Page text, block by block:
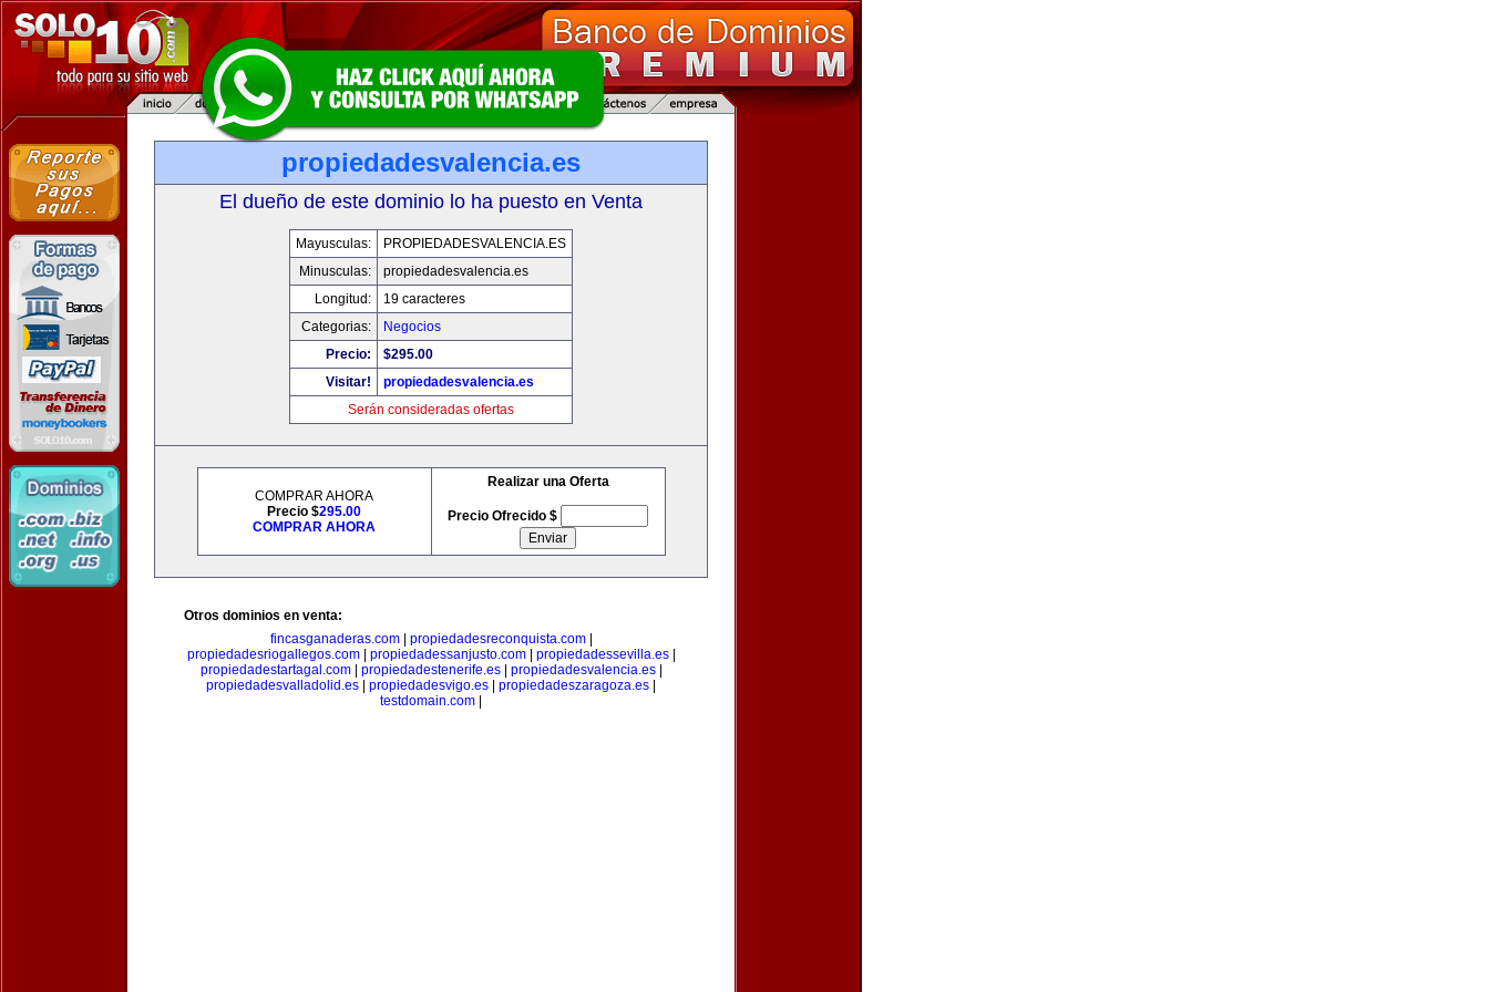
propiedadesvalencia.es
El dueño de este dominio lo ha puesto en Venta
Mayusculas:
PROPIEDADESVALENCIA.ES
Minusculas:
propiedadesvalencia.es
Longitud:
19 caracteres
Categorias:
Negocios
Precio:
$295.00
Visitar!
propiedadesvalencia.es
Serán consideradas ofertas
COMPRAR AHORA
Precio $295.00
COMPRAR AHORA
Realizar una Oferta
Precio Ofrecido $
Otros dominios en venta:
fincasganaderas.com| propiedadesreconquista.com|
propiedadesriogallegos.com| propiedadessanjusto.com| propiedadessevilla.es|
propiedadestartagal.com| propiedadestenerife.es| propiedadesvalencia.es|
propiedadesvalladolid.es
propiedadesvigo.es propiedadeszaragoza.es
testdomain.com